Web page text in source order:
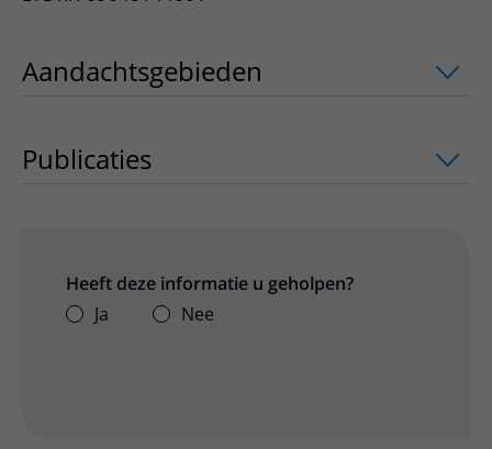
Aandachtsgebieden uitklapper, klik
Publicaties uitklapper, klik om te
Heeft deze informatie u geholpen?
Ja
Nee